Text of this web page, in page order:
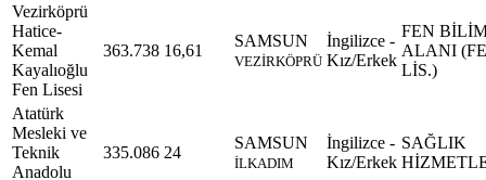
Vezirköprü
Hatice-
Kemal
Kayalıoğlu
Fen Lisesi
363.738 16,61
SAMSUN
VEZİRKÖPRÜ
İngilizce -
Kız/Erkek
FEN
ALANI
LİS.)
Atatürk
Mesleki ve
Teknik
Anadolu
335.086 24
SAMSUN
İLKADIM
İngilizce -
Kız/Erkek
SAĞLIK